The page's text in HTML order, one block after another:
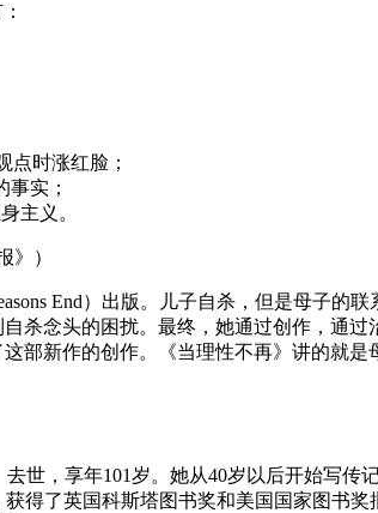
点时涨红脸；
事实；
主义。
）
End）出版。儿子自杀，但是母子
杀念头的困扰。最终，她通过创作，通
部新作的创作。《当理性不再》讲的就是
世，享年101岁。她从40岁以后开始写传
获得了英国科斯塔图书奖和美国国家图书